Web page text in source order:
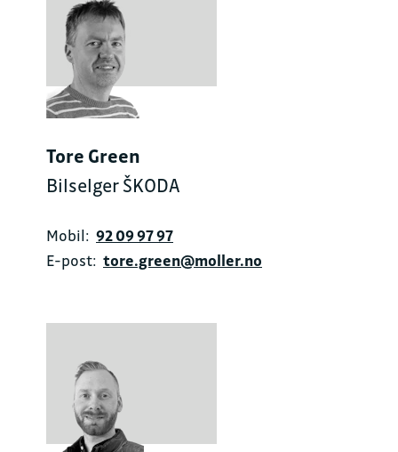
Tore Green
Bilselger ŠKODA
Mobil: 92 09 97 97
E-post: tore.green@moller.no